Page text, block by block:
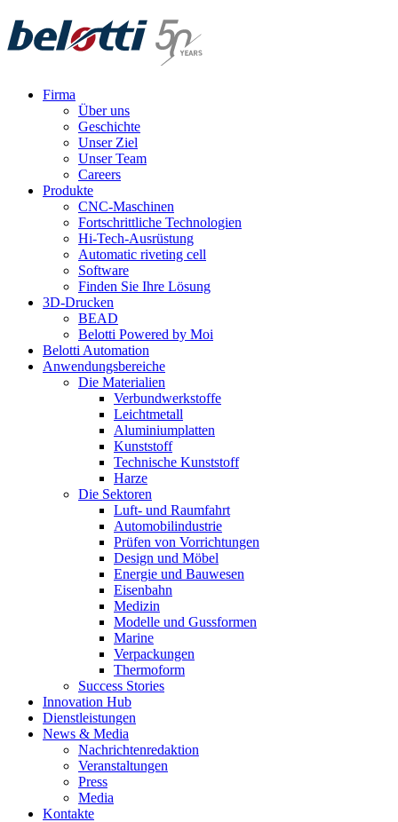
to
content
Firma
Über uns
Geschichte
Unser Ziel
Unser Team
Careers
Produkte
CNC-Maschinen
Fortschrittliche Technologien
Hi-Tech-Ausrüstung
Automatic riveting cell
Software
Finden Sie Ihre Lösung
3D-Drucken
BEAD
Belotti Powered by Moi
Belotti Automation
Anwendungsbereiche
Die Materialien
Verbundwerkstoffe
Leichtmetall
Aluminiumplatten
Kunststoff
Technische Kunststoff
Harze
Die Sektoren
Luft- und Raumfahrt
Automobilindustrie
Prüfen von Vorrichtungen
Design und Möbel
Energie und Bauwesen
Eisenbahn
Medizin
Modelle und Gussformen
Marine
Verpackungen
Thermoform
Success Stories
Innovation Hub
Dienstleistungen
News & Media
Nachrichtenredaktion
Veranstaltungen
Press
Media
Kontakte